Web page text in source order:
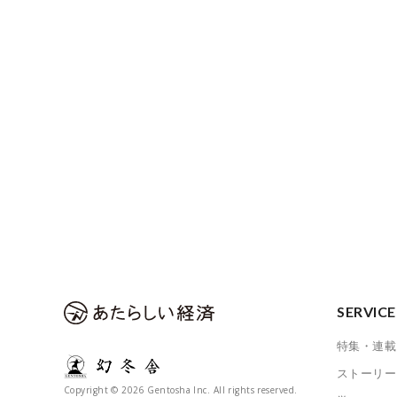
Copyright © 2026 Gentosha Inc. All rights reserved.
SERVICE
特集・連載
ストーリー